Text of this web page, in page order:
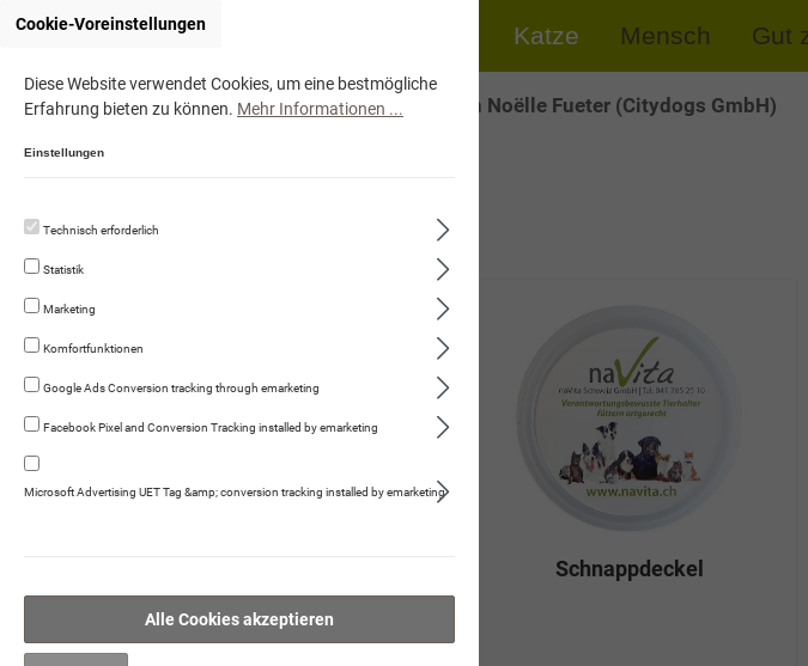
Katze Mensch Gut
Onlineshop von Noëlle Fueter (Citydogs GmbH)
Katze
Fleischmenüs
Huhn mit Pastinaken & Zucchini
Rind mit Katzenminze & Distelöl
Ente mit Amaranth
Schnappdeckel
Cookie-Voreinstellungen
Diese Website verwendet Cookies, um eine bestmögliche
Erfahrung bieten zu können. Mehr Informationen ...
Einstellungen
Technisch erforderlich
Statistik
Marketing
Komfortfunktionen
Google Ads Conversion tracking through emarketing
Facebook Pixel and Conversion Tracking installed by emarketing
Microsoft Advertising UET Tag &amp; conversion tracking installed by emarketing
Alle Cookies akzeptieren